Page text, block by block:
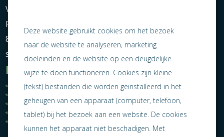
Vereniging Ondernemend Sneek
Postbus 464
8600 AL Sneek
secretariaat@ondernemendsneek.nl
Informatie
Ledenoverzicht
Algemene voorwaarden
Privacy statement
Jaarverslag 2025
Nieuws
Lid worden
Contact
Deze website gebruikt cookies om het bezoek
naar de website te analyseren, marketing
doeleinden en de website op een deugdelijke
wijze te doen functioneren. Cookies zijn kleine
(tekst) bestanden die worden geïnstalleerd in het
geheugen van een apparaat (computer, telefoon,
tablet) bij het bezoek aan een website. De cookies
kunnen het apparaat niet beschadigen. Met